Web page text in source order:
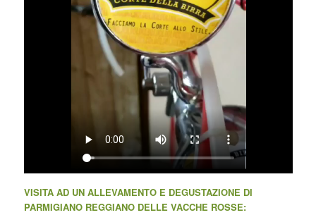
VISITA AD UN ALLEVAMENTO E DEGUSTAZIONE DI
PARMIGIANO REGGIANO DELLE VACCHE ROSSE: